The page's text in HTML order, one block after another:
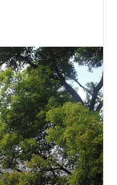
理念との矛盾も甚だ